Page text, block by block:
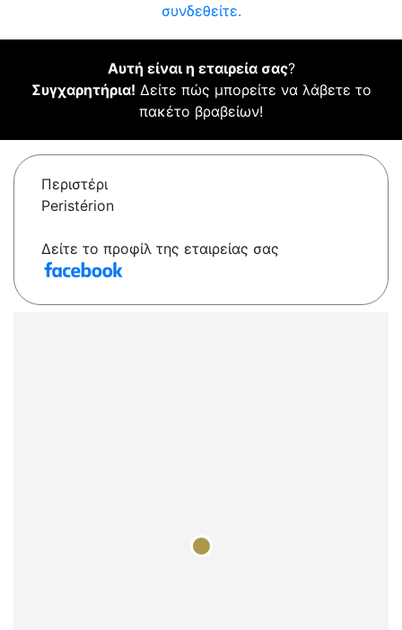
συνδεθείτε.
Αυτή είναι η εταιρεία σας?
Συγχαρητήρια! Δείτε πώς μπορείτε να λάβετε το
πακέτο βραβείων!
Περιστέρι
Peristérion
Δείτε το προφίλ της εταιρείας σας